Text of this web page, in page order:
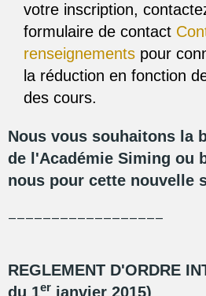
votre inscription,
formulaire de contact
renseignements pour
la réduction en fonction
des cours.
Nous vous souhaitons la
de l'Académie Siming ou
nous pour cette nouvelle
__________________
REGLEMENT D'ORDRE
du 1er janvier 2015)